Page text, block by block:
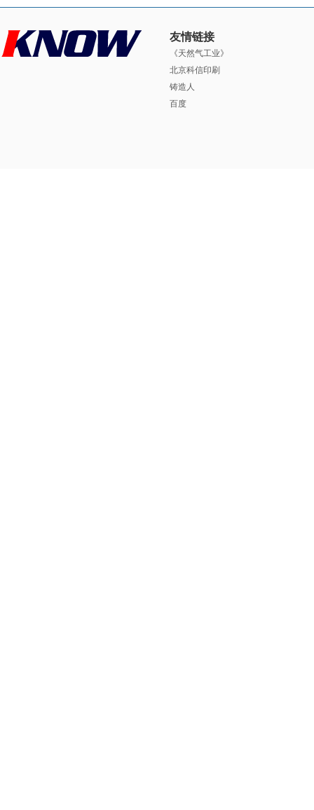
友情链接
《天然气工业》
北京科信印刷
铸造人
百度